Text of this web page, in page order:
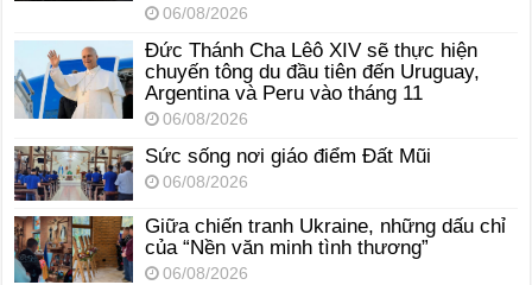
06/08/2026
Đức Thánh Cha Lêô XIV sẽ thực hiện
chuyến tông du đầu tiên đến Uruguay,
Argentina và Peru vào tháng 11
06/08/2026
Sức sống nơi giáo điểm Đất Mũi
06/08/2026
Giữa chiến tranh Ukraine, những dấu chỉ
của “Nền văn minh tình thương”
06/08/2026